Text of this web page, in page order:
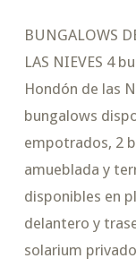
BUNGALOWS
LAS NIEVES 4
Hondón de las
bungalows
empotrados, 2
amueblada y
disponibles en
delantero y
solarium